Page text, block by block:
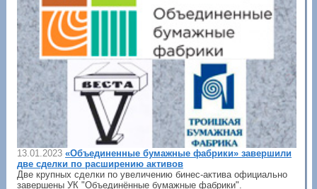
13.01.2023 «Объединенные бумажные фабрики» завершили
две сделки по расширению активов
Две крупных сделки по увеличению бинес-актива официально
завершены УК "Объединённые бумажные фабрики".